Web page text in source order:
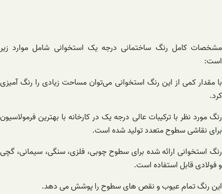
مشخصات کامل رنگ ساختمانی درجه یک استخوانی شامل موارد زیر
است:
با مقدار کمی از این رنگ استخوانی می‌توان مساحت زیادی را رنگ آمیزی
کرد.
رنگ مورد نظر با ترکیبات عالی درجه یک در کارخانه با بهترین فرمولاسیون
برای نقاشی سطوح متعدد تولید شده است.
رنگ استخوانی ارائه شده برای سطوح چوبی، فلزی، سنگی، سیمانی، گچی
و فولادی قابل استفاده است.‌
این رنگ تمام عیوب و نقص های سطوح را پوشش می دهد.